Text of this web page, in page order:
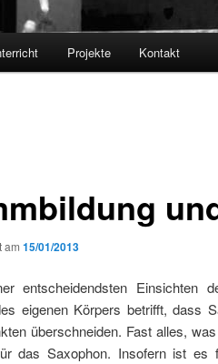
Projekte Kontakt
am 15/01/2013
entscheidendsten
eigenen Körpers betrifft, dass
überschneiden. Fast alles,
das Saxophon. Insofern ist es